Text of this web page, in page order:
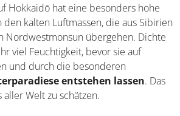
Hokkaidō hat eine besonders hohe
den kalten Luftmassen, die aus Sibirien
Nordwestmonsun übergehen. Dichte
viel Feuchtigkeit, bevor sie auf
und durch die besonderen
entstehen lassen. Das
Welt zu schätzen.